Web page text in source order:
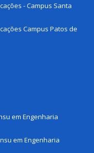
- Campus Santa
Campus Patos de
em Engenharia
em Engenharia